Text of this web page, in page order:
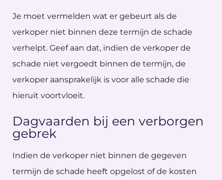
Je moet vermelden wat er gebeurt als de
verkoper niet binnen deze termijn de schade
verhelpt. Geef aan dat, indien de verkoper de
schade niet vergoedt binnen de termijn, de
verkoper aansprakelijk is voor alle schade die
hieruit voortvloeit.
Dagvaarden bij een verborgen
gebrek
Indien de verkoper niet binnen de gegeven
termijn de schade heeft opgelost of de kosten